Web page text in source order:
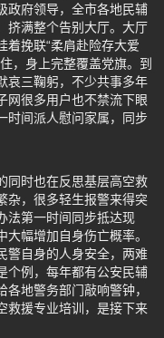
政府领导，全市各地民辅
挤满整个告别大厅。大厅
着挽联“柔肩赴险存大爱
，身上完整覆盖党旗。到
哀三鞠躬，不少共事多年
网很多用户也不禁流下眼
时间派人慰问家属，同步
同时也在反思基层高空救
杂，很多轻生报警来得突
法第一时间同步抵达现
幅增加自身伤亡概率。
警自身的人身安全，两难
个例，每年都有公安民辅
地警务部门敲响警钟，
救援专业培训，是接下来